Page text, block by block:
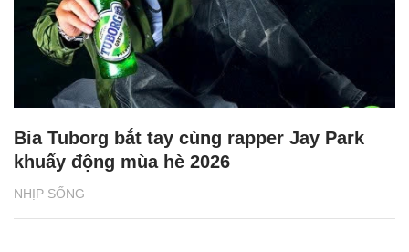
NHỊP SỐNG
Bia Tuborg bắt tay cùng rapper Jay Park
khuấy động mùa hè 2026